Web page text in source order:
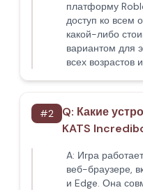
платформу
доступ ко всем
какой-либо
вариантом для
всех возрастов
#2 Q: Какие
KATS
A: Игра
веб-браузере,
и Edge. Она